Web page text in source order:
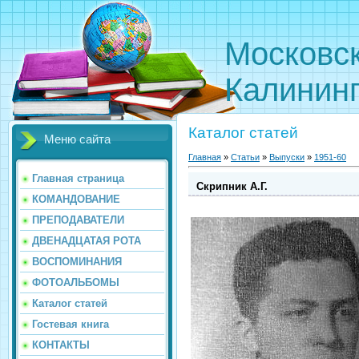
Меню сайта
Главная страница
КОМАНДОВАНИЕ
ПРЕПОДАВАТЕЛИ
ДВЕНАДЦАТАЯ РОТА
ВОСПОМИНАНИЯ
ФОТОАЛЬБОМЫ
Каталог статей
Гостевая книга
КОНТАКТЫ
Каталог статей
Главная » Статьи » Выпуски » 1951-60
Скрипник А.Г.